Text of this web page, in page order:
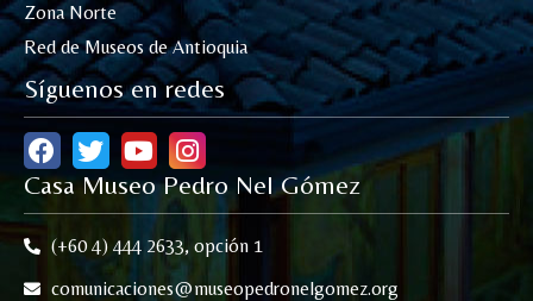
Zona Norte
Red de Museos de Antioquia
Síguenos en redes
Casa Museo Pedro Nel Gómez
(+60 4) 444 2633, opción 1
comunicaciones@museopedronelgomez.org